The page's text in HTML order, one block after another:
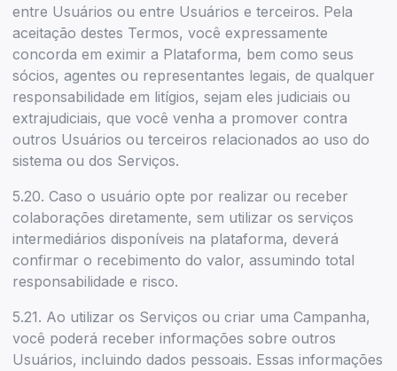
entre Usuários ou entre Usuários e terceiros. Pela
aceitação destes Termos, você expressamente
concorda em eximir a Plataforma, bem como seus
sócios, agentes ou representantes legais, de qualquer
responsabilidade em litígios, sejam eles judiciais ou
extrajudiciais, que você venha a promover contra
outros Usuários ou terceiros relacionados ao uso do
sistema ou dos Serviços.
5.20. Caso o usuário opte por realizar ou receber
colaborações diretamente, sem utilizar os serviços
intermediários disponíveis na plataforma, deverá
confirmar o recebimento do valor, assumindo total
responsabilidade e risco.
5.21. Ao utilizar os Serviços ou criar uma Campanha,
você poderá receber informações sobre outros
Usuários, incluindo dados pessoais. Essas informações